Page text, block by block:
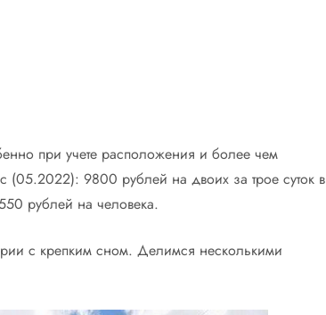
при учете расположения и более чем
(05.2022): 9800 рублей на двоих за трое суток в
рублей на человека.
с крепким сном. Делимся несколькими